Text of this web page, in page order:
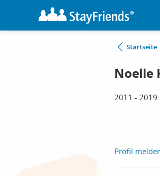
Startseite
Noelle
2011 - 2019:
Profil